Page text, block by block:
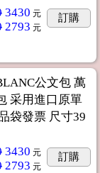
3430 元
2793 元
訂購
公文包 萬
采用進口原單
袋發票 尺寸39
3430 元
2793 元
訂購